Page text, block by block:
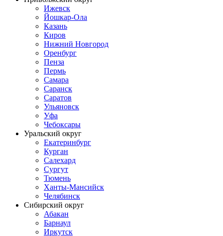
Ижевск
Йошкар-Ола
Казань
Киров
Нижний Новгород
Оренбург
Пенза
Пермь
Самара
Саранск
Саратов
Ульяновск
Уфа
Чебоксары
Уральский округ
Екатеринбург
Курган
Салехард
Сургут
Тюмень
Ханты-Мансийск
Челябинск
Сибирский округ
Абакан
Барнаул
Иркутск